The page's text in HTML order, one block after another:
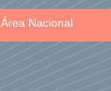
Área Nacional